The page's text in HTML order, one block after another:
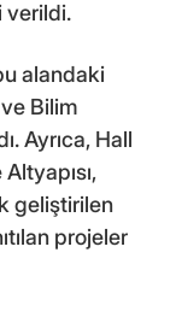
verildi.
alandaki
Bilim
Ayrıca, Hall
geliştirilen
projeler